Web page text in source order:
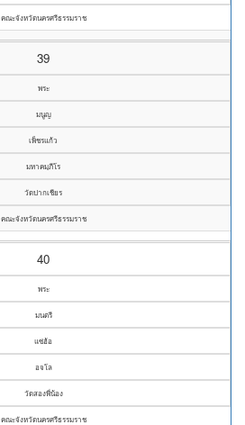
คณะจังหวัดนครศรีธรรมราช
39
พระ
มนูญ
เพ็ชรแก้ว
มหาคมฺภีโร
วัดปากเชียร
คณะจังหวัดนครศรีธรรมราช
40
พระ
มนตรี
แซ่ฮ้อ
อจโล
วัดสองพี่น้อง
คณะจังหวัดนครศรีธรรมราช